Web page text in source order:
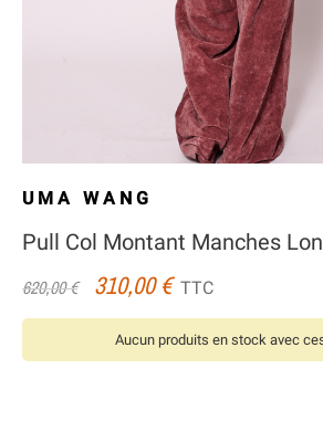
UMA WANG
Pull Col Montant Manches
620,00 € 310,00 €TTC
Aucun produits en stock avec